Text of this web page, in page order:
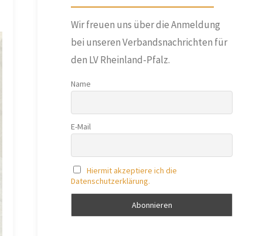
Wir freuen uns über die Anmeldung
bei unseren Verbandsnachrichten für
den LV Rheinland-Pfalz.
Name
E-Mail
Hiermit akzeptiere ich die
Datenschutzerklärung.